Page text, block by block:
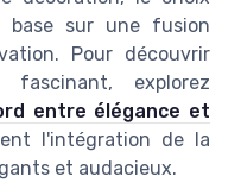
base sur une fusion
Pour découvrir
explorez
entre élégance et
l'intégration de la
et audacieux.